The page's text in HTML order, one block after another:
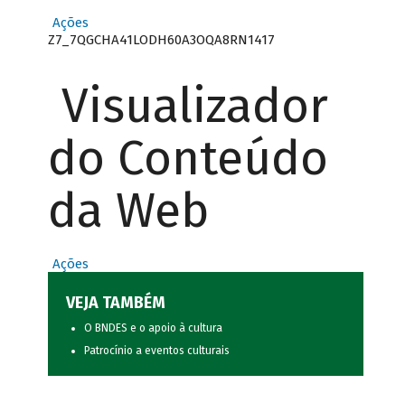
Ações
Z7_7QGCHA41LODH60A3OQA8RN1417
Visualizador
do Conteúdo
da Web
Ações
VEJA TAMBÉM
O BNDES e o apoio à cultura
Patrocínio a eventos culturais